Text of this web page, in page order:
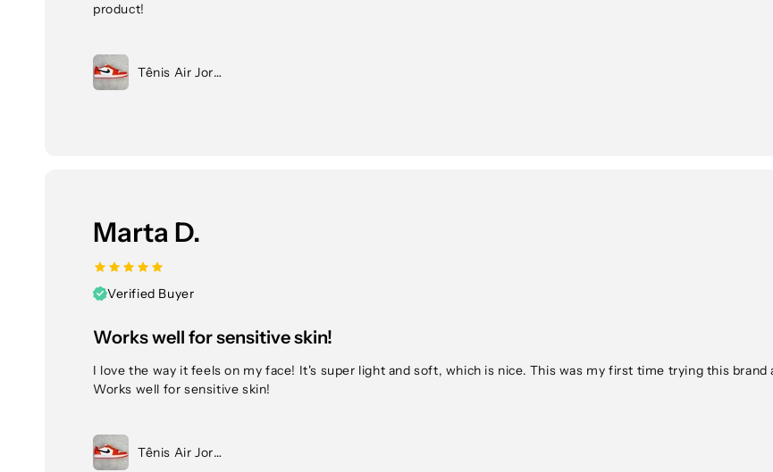
product!
Tênis Air Jordan 1 Low
Marta D.
Verified Buyer
Works well for sensitive skin!
I love the way it feels on my face! It's super light and soft, which is nice. This was my first time trying this
Works well for sensitive skin!
Tênis Air Jordan 1 Low